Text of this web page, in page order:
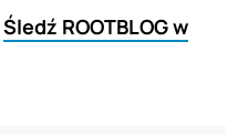
Śledź ROOTBLOG w